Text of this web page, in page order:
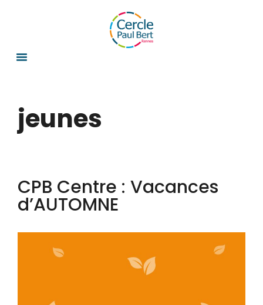
jeunes
CPB Centre : Vacances
d’AUTOMNE